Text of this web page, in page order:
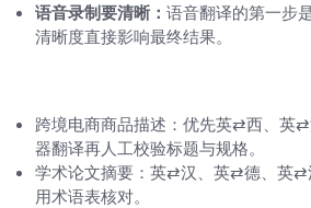
语音录制要清晰： 语音翻译的第一步
清晰度直接影响最终结果。
跨境电商商品描述：优先英⇄西、英
器翻译再人工校验标题与规格。
学术论文摘要：英⇄汉、英⇄德、英⇄
用术语表核对。